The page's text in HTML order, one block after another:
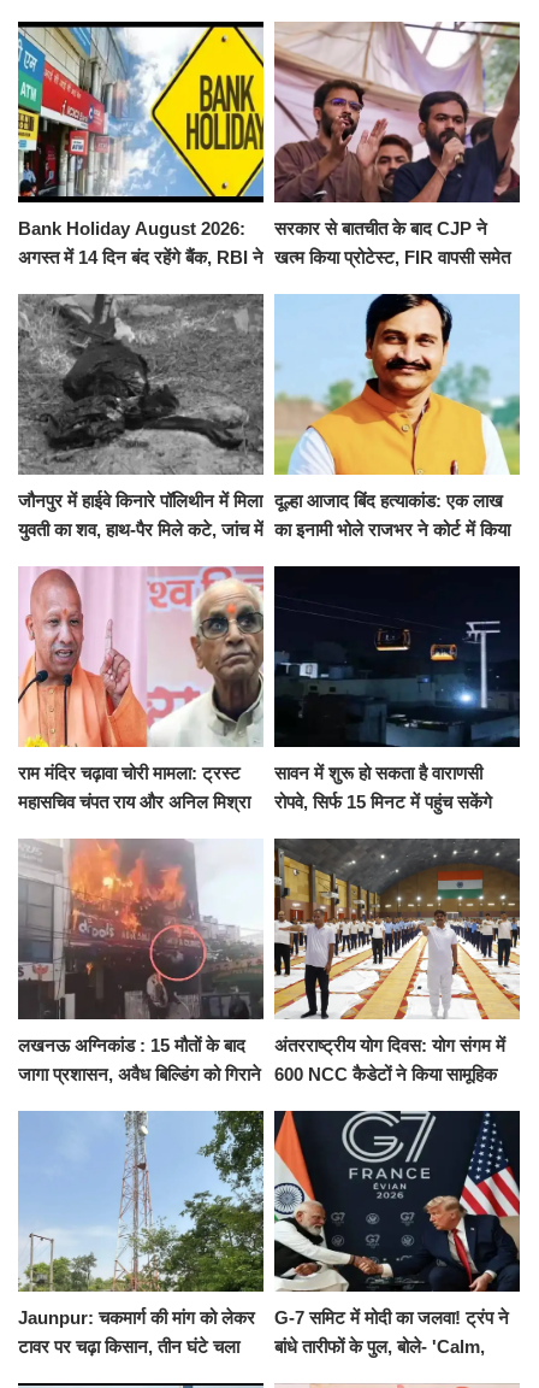
निलंबित
जलाभिषेक
Bank Holiday August 2026:
अगस्त में 14 दिन बंद रहेंगे बैंक, RBI ने
सरकार से बातचीत के बाद CJP ने
खत्म किया प्रोटेस्ट, FIR वापसी समेत
जौनपुर में हाईवे किनारे पॉलिथीन में मिला
युवती का शव, हाथ-पैर मिले कटे, जांच में
दूल्हा आजाद बिंद हत्याकांड: एक लाख
का इनामी भोले राजभर ने कोर्ट में किया
राम मंदिर चढ़ावा चोरी मामला: ट्रस्ट
महासचिव चंपत राय और अनिल मिश्रा
को नहीं...
सावन में शुरू हो सकता है वाराणसी
रोपवे, सिर्फ 15 मिनट में पहुंच सकेंगे
किराया
लखनऊ अग्निकांड : 15 मौतों के बाद
जागा प्रशासन, अवैध बिल्डिंग को गिराने
अंतरराष्ट्रीय योग दिवस: योग संगम में
600 NCC कैडेटों ने किया सामूहिक
संकल्प
Jaunpur: चकमार्ग की मांग को लेकर
टावर पर चढ़ा किसान, तीन घंटे चला
G-7 समिट में मोदी का जलवा! ट्रंप ने
बांधे तारीफों के पुल, बोले- 'Calm,